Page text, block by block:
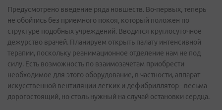
Предусмотрено введение ряда новшеств. Во-первых, теперь
не обойтись без приемного покоя, который положен по
структуре подобных учреждений. Вводится круглосуточное
дежурство врачей. Планируем открыть палату интенсивной
терапии, поскольку реанимационное отделение нам не под
силу. Есть возможность по взаимозачетам приобрести
необходимое для этого оборудование, в частности, аппарат
искусственной вентиляции легких и дефибриллятор - весьма
дорогостоящий, но столь нужный на случай остановки сердца.